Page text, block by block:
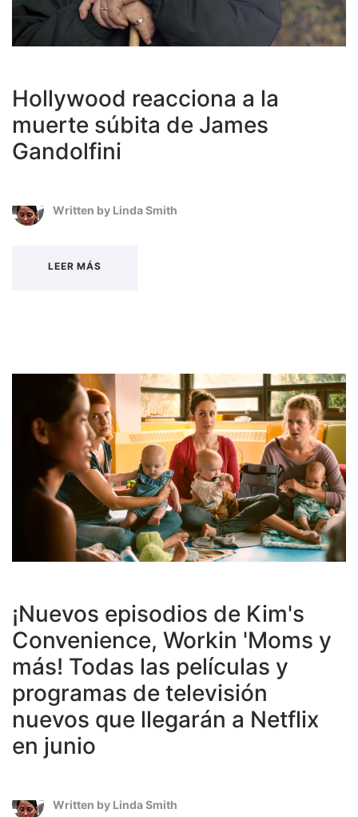
Hollywood reacciona a la
muerte súbita de James
Gandolfini
Written by Linda Smith
LEER MÁS
¡Nuevos episodios de Kim's
Convenience, Workin 'Moms y
más! Todas las películas y
programas de televisión
nuevos que llegarán a Netflix
en junio
Written by Linda Smith